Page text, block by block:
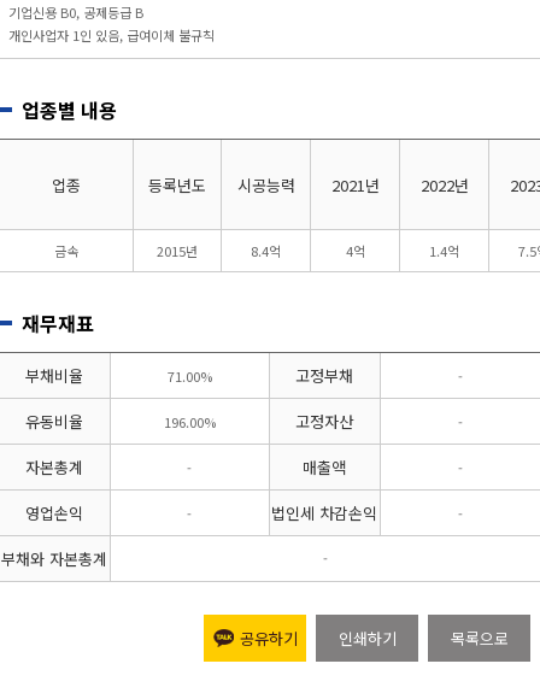
기업신용 B0, 공제등급 B
개인사업자 1인 있음, 급여이체 불규칙
업종별 내용
업종 등록년도 시공능력 2021년 2022년
금속 2015년 8.4억 4억 1.4억 7.5
재무재표
부채비율 71.00% 고정부채 -
유동비율 196.00% 고정자산 -
자본총계 - 매출액 -
영업손익 - 법인세 차감손익 -
부채와 자본총계 -
공유하기 인쇄하기 목록으로